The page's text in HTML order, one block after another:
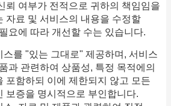
뢰 여부가 전적으로 귀하의 책임임을
자료 및 서비스의 내용을 수정할
요에 따라 개선할 수는 있습니다.
를 "있는 그대로" 제공하며, 서비스
과 관련하여 상품성, 특정 목적에의
포함하되 이에 제한되지 않고 모든
보증을 명시적으로 부인합니다.